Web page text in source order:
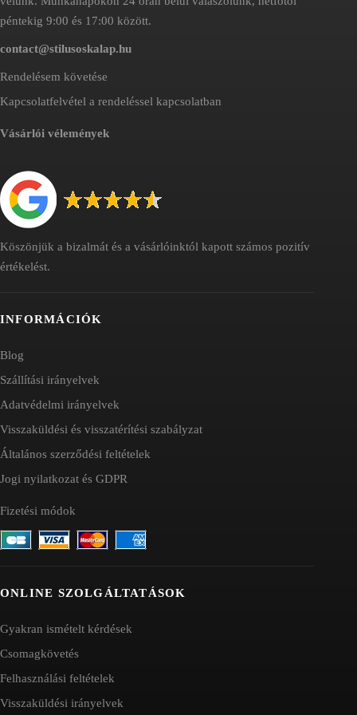
péntekig 9:00 és 17:00 között.
contact@stilusoskalap.hu
Rendelésem követése
Kapcsolatfelvétel a rendeléssel kapcsolatban
Vásárlói vélemények
Köszönjük a bizalmát és a vásárlóinktól kapott számos pozitív
értékelést.
INFORMÁCIÓK
Blog
Szállítási irányelvek
Adatvédelmi irányelvek
Visszaküldési és visszatérítési szabályzat
Általános szerződési feltételek
Jogi nyilatkozat és GDPR
Fizetési módok
ONLINE SZOLGÁLTATÁSOK
Gyakran ismételt kérdések
Csomagkövetés
Felhasználási feltételek
Visszaküldési irányelvek